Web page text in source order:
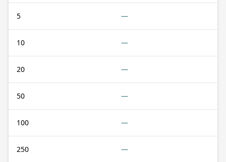
5 —
10 —
20 —
50 —
100 —
250 —